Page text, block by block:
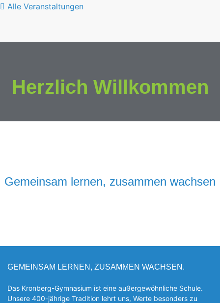
Alle Veranstaltungen
Herzlich Willkommen
Gemeinsam lernen, zusammen wachsen
GEMEINSAM LERNEN, ZUSAMMEN WACHSEN.
Das Kronberg-Gymnasium ist eine außergewöhnliche Schule.
Unsere 400-jährige Tradition lehrt uns, Werte besonders zu